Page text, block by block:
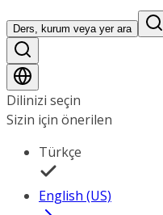
Ders, kurum veya yer ara
Dilinizi seçin
Sizin için önerilen
Türkçe
English (US)